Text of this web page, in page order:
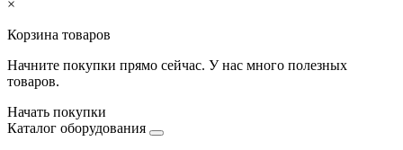
×
Корзина товаров
Начните покупки прямо сейчас. У нас много полезных
товаров.
Начать покупки
Каталог оборудования